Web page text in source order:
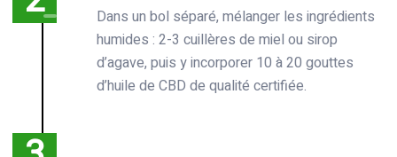
Dans un bol séparé, mélanger les ingrédients
humides : 2-3 cuillères de miel ou sirop
d’agave, puis y incorporer 10 à 20 gouttes
d’huile de CBD de qualité certifiée.